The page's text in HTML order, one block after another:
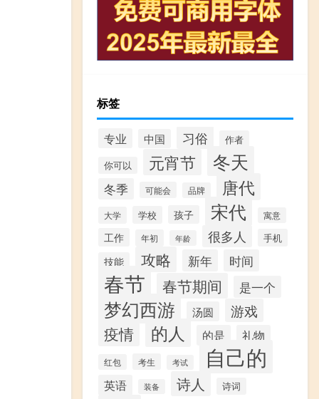
标签
专业 中国 习俗 作者
你可以 元宵节 冬天
冬季 可能会 品牌 唐代
大学 学校 孩子 宋代 寓意
工作 年初 年龄 很多人 手机
技能 攻略 新年 时间
春节 春节期间 是一个
梦幻西游 汤圆 游戏
疫情 的人 的是 礼物
红包 考生 考试 自己的
英语 装备 诗人 诗词